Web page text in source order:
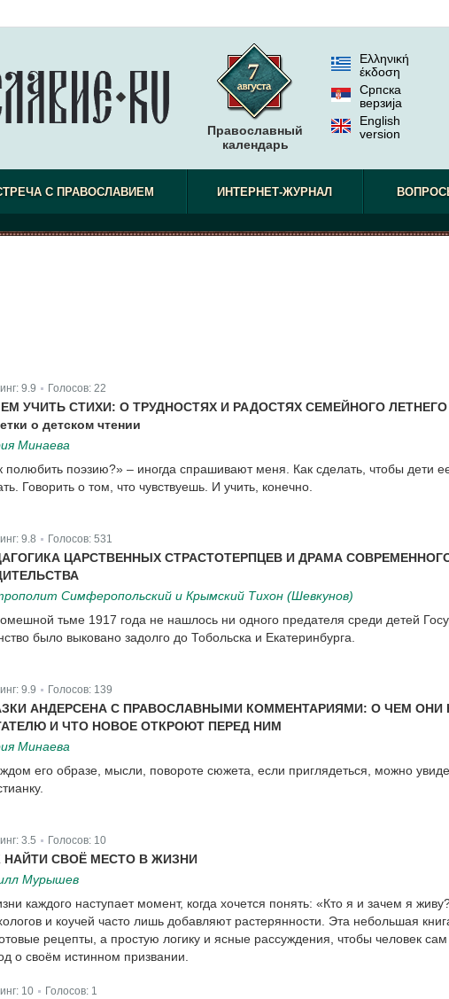
Православный
календарь
Ελληνική
έκδοση
Српска
верзиjа
English
version
С ПРАВОСЛАВИЕМ ИНТЕРНЕТ-ЖУРНАЛ
9.9 Голосов: 22
УЧИТЬ СТИХИ: О ТРУДНОСТЯХ И РАДОСТЯХ СЕМЕЙНОГО
о детском чтении
Минаева
полюбить поэзию?» – иногда спрашивают меня. Как сделать, чтобы дети
Говорить о том, что чувствуешь. И учить, конечно.
9.8 Голосов: 531
ЦАРСТВЕННЫХ СТРАСТОТЕРПЦЕВ И ДРАМА
Симферопольский и Крымский Тихон (Шевкунов)
тьме 1917 года не нашлось ни одного предателя среди детей
было выковано задолго до Тобольска и Екатеринбурга.
9.9 Голосов: 139
АНДЕРСЕНА С ПРАВОСЛАВНЫМИ КОММЕНТАРИЯМИ: О ЧЕМ ОНИ
И ЧТО НОВОЕ ОТКРОЮТ ПЕРЕД НИМ
Минаева
его образе, мысли, повороте сюжета, если приглядеться, можно
3.5 Голосов: 10
НАЙТИ СВОЁ МЕСТО В ЖИЗНИ
Мурышев
каждого наступает момент, когда хочется понять: «Кто я и зачем я
и коучей часто лишь добавляют растерянности. Эта небольшая
рецепты, а простую логику и ясные рассуждения, чтобы человек сам
о своём истинном призвании.
10 Голосов: 1